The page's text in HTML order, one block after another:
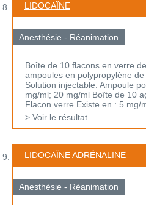
LIDOCAÏNE
Anesthésie - Réanimation
Boîte de 10 flacons en verre
ampoules en polypropylène de
Solution injectable. Ampoule
mg/ml; 20 mg/ml Boîte de 10
Flacon verre Existe en : 5 mg/
> Voir le résultat
LIDOCAÏNE ADRÉNALINE
Anesthésie - Réanimation